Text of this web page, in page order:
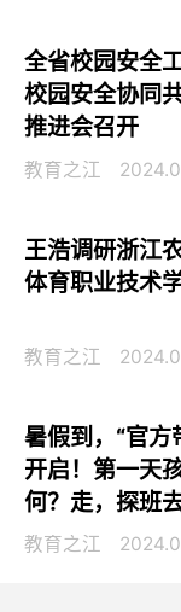
全省校园安全
校园安全协同
推进会召开
教育之江
王浩调研浙江
体育职业技术
教育之江
暑假到，“官方
开启！第一天
何？走，探班
教育之江